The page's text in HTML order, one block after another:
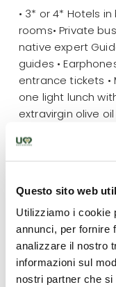
Questo sito web
Utilizziamo i cookie
annunci, per fornire
analizzare il nostro
informazioni sul
nostri partner che
• 3* or 4* Hotels
rooms• Private
native expert
guides •
entrance tickets •
one light lunch
extravirgin olive
Cosa non è
• Everything not
Flight tickets•
(approximately 3
on the location)•
insurance•